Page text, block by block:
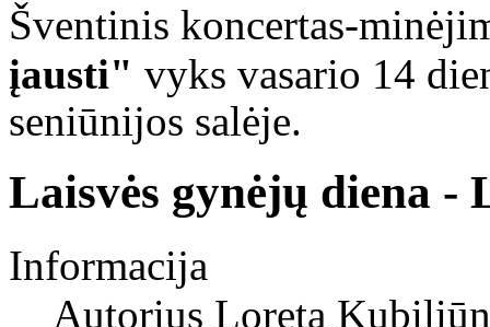
Šventinis koncertas-
įausti" vyks vasario 14
seniūnijos salėje.
Laisvės gynėjų diena -
Informacija
Autorius Loreta